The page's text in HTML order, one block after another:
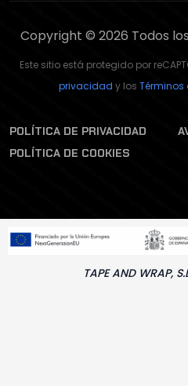
Copyright © 2026 Todos
Este sitio está protegido por
privacidad y los Términos
POLÍTICA DE PRIVACIDAD
POLÍTICA DE COOKIES
TAPE AND WRAP,